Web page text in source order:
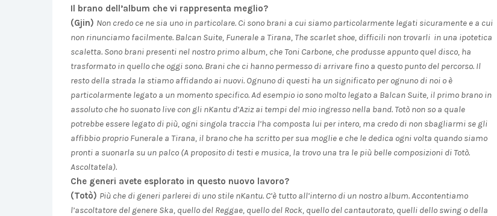
Il brano dell’album che vi rappresenta meglio?
(Gjin) Non credo ce ne sia uno in particolare. Ci sono brani a cui siamo particolarmente legati sicuramente e a cui
non rinunciamo facilmente. Balcan Suite, Funerale a Tirana, The scarlet shoe, difficili non trovarli in una ipotetica
scaletta. Sono brani presenti nel nostro primo album, che Toni Carbone, che produsse appunto quel disco, ha
trasformato in quello che oggi sono. Brani che ci hanno permesso di arrivare fino a questo punto del percorso. Il
resto della strada la stiamo affidando ai nuovi. Ognuno di questi ha un significato per ognuno di noi o è
particolarmente legato a un momento specifico. Ad esempio io sono molto legato a Balcan Suite, il primo brano in
assoluto che ho suonato live con gli nKantu d’Aziz ai tempi del mio ingresso nella band. Totò non so a quale
potrebbe essere legato di più, ogni singola traccia l’ha composta lui per intero, ma credo di non sbagliarmi se gli
affibbio proprio Funerale a Tirana, il brano che ha scritto per sua moglie e che le dedica ogni volta quando siamo
pronti a suonarla su un palco (A proposito di testi e musica, la trovo una tra le più belle composizioni di Totò.
Ascoltatela).
Che generi avete esplorato in questo nuovo lavoro?
(Totò) Più che di generi parlerei di uno stile nKantu. C’è tutto all’interno di un nostro album. Accontentiamo
l’ascoltatore del genere Ska, quello del Reggae, quello del Rock, quello del cantautorato, quelli dello swing o della